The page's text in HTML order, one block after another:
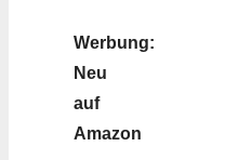
Werbung:
Neu
auf
Amazon